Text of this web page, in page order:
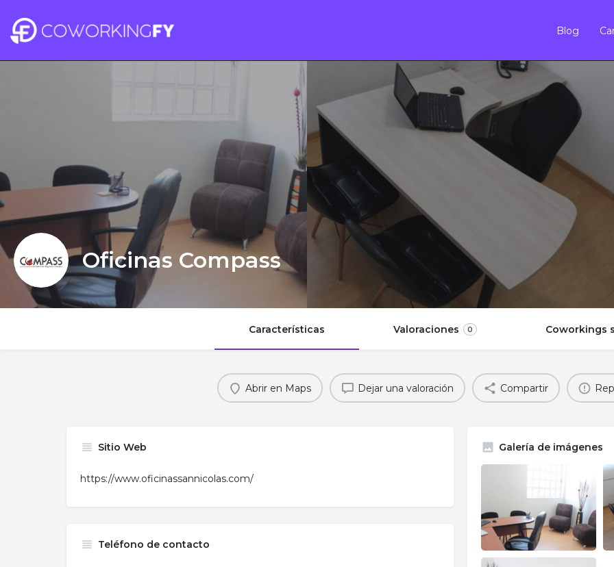
Blog
Oficinas Compass
Características Valoraciones 0 Coworkings
Abrir en Maps Dejar una valoración Compartir
Sitio Web
https://www.oficinassannicolas.com/
Teléfono de contacto
Galería de imágenes